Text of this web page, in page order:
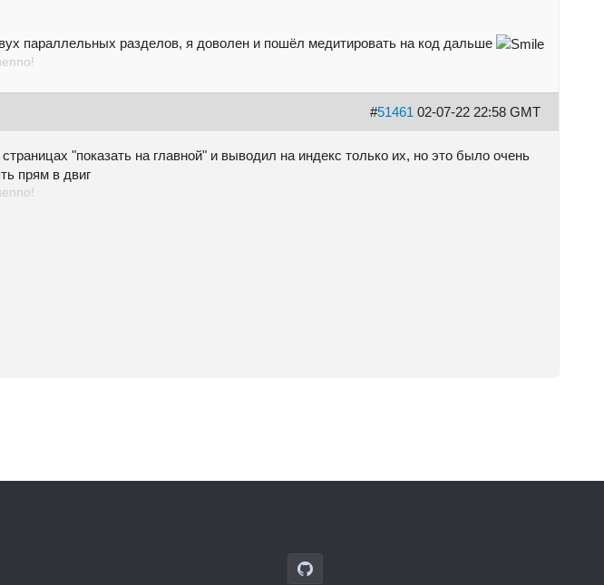
параллельных разделов, я доволен и пошёл медитировать на код дальше
#51461 02-07-22 22:58 GMT
"показать на главной" и выводил на индекс только их, но это было очень
прям в двиг